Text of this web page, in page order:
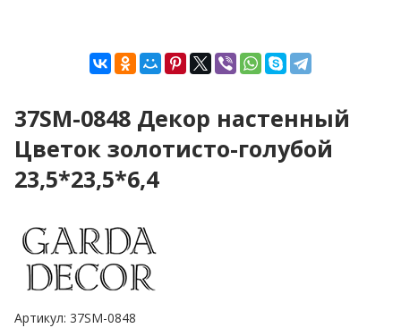
37SM-0848 Декор настенный
Цветок золотисто-голубой
23,5*23,5*6,4
Артикул: 37SM-0848